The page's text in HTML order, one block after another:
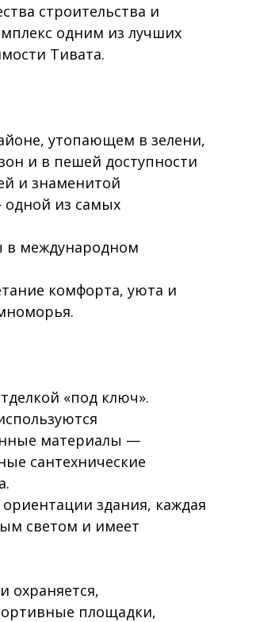
строительства и
одним из лучших
Тивата.
утопающем в зелени,
и в пешей доступности
и знаменитой
из самых
в международном
комфорта, уюта и
«под ключ».
материалы —
сантехнические
здания, каждая
светом и имеет
охраняется,
площадки,